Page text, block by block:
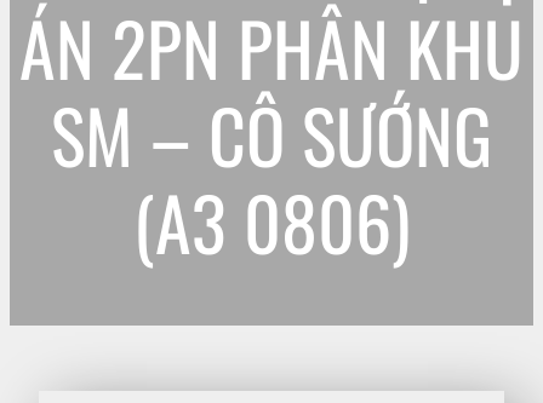
ÁN 2PN PHÂN KHU
SM – CÔ SƯỚNG
(A3 0806)